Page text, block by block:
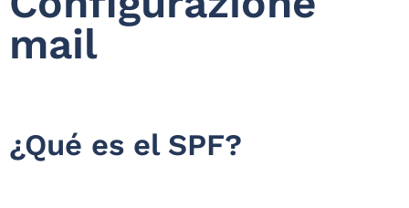
mail
¿Qué es el SPF?